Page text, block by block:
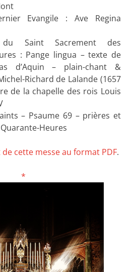
Evangile : Ave Regina
du Saint Sacrement des
: Pange lingua – texte de
d’Aquin – plain-chant &
Richard de Lalande (1657
de la chapelle des rois Louis
– Psaume 69 – prières et
Heures
cette messe au format PDF.
*